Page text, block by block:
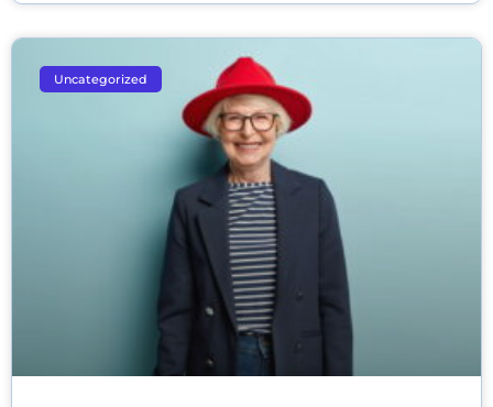
Uncategorized